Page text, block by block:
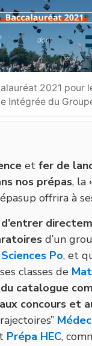
2021 pour
Intégrée du
et fer de
nos prépas, la
offrira à
d’un
Sciences Po, et
classes de
catalogue
concours et
Prépa HEC,